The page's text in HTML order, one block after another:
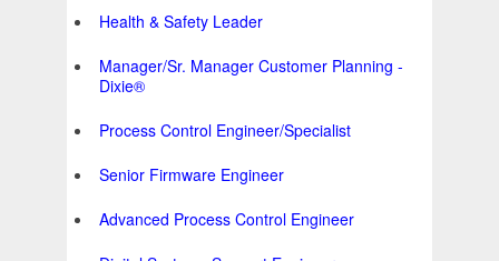
Health & Safety Leader
Manager/Sr. Manager Customer Planning -
Dixie®
Process Control Engineer/Specialist
Senior Firmware Engineer
Advanced Process Control Engineer